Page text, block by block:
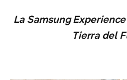
La Samsung
Tierra del